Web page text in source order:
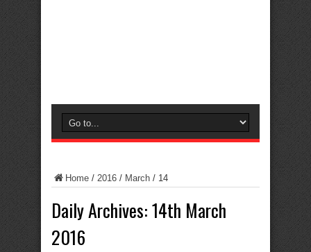
Home / 2016 / March / 14
Daily Archives:14th March
2016